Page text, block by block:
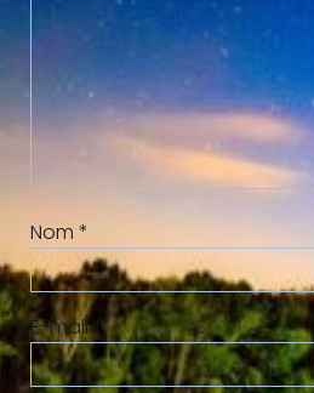
Nom *
E-mail*